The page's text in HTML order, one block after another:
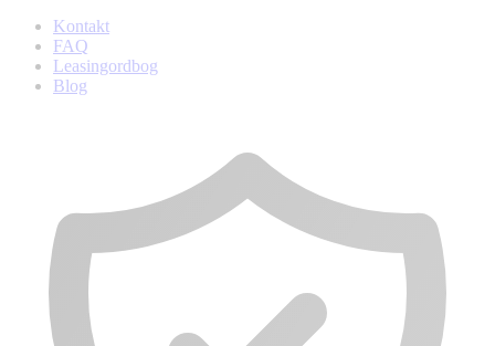
Kontakt
FAQ
Leasingordbog
Blog